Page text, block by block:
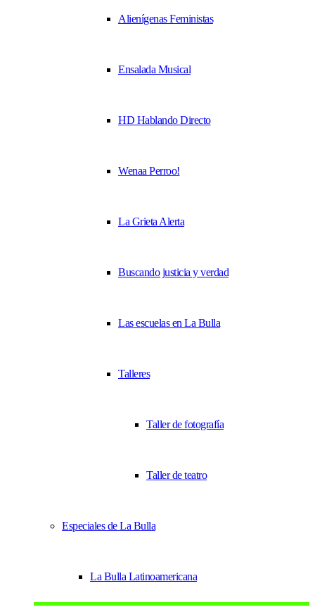
Alienígenas Feministas
Ensalada Musical
HD Hablando Directo
Wenaa Perroo!
La Grieta Alerta
Buscando justicia y verdad
Las escuelas en La Bulla
Talleres
Taller de fotografía
Taller de teatro
Especiales de La Bulla
La Bulla Latinoamericana